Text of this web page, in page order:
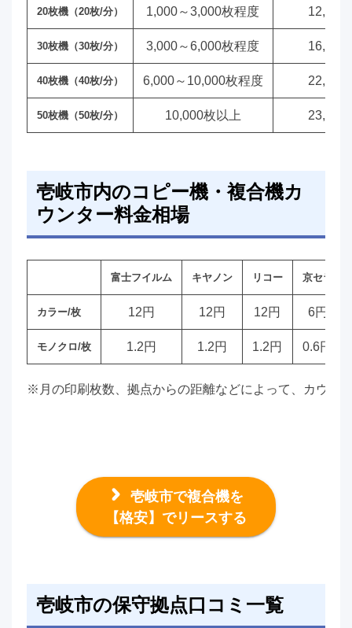
20枚機（20枚/分） 1,000～3,000枚程度 12,000
30枚機（30枚/分） 3,000～6,000枚程度 16,000
40枚機（40枚/分） 6,000～10,000枚程度 22,000
50枚機（50枚/分） 10,000枚以上 23,000
壱岐市内のコピー機・複合機カ
ウンター料金相場
富士フイルム キヤノン リコー 京セラ
カラー/枚 12円 12円 12円 6円
モノクロ/枚 1.2円 1.2円 1.2円 0.6円
※月の印刷枚数、拠点からの距離などによって、カウン
壱岐市で複合機を
【格安】でリースする
壱岐市の保守拠点口コミ一覧